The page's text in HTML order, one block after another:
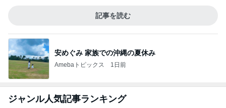
1
には通用しない
2
うちの魔王さま。